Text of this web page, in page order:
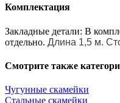
Комплектация
Закладные детали: В
отдельно. Длина 1,5 м.
Смотрите также
Чугунные скамейки
Стальные скамейки